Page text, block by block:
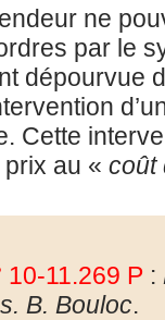
ne
par le
dépourvue
Cette
prix au « coût
10-11.269 P :
B. Bouloc.